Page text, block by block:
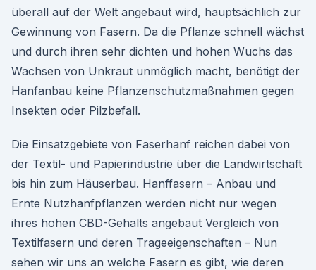
überall auf der Welt angebaut wird, hauptsächlich zur
Gewinnung von Fasern. Da die Pflanze schnell wächst
und durch ihren sehr dichten und hohen Wuchs das
Wachsen von Unkraut unmöglich macht, benötigt der
Hanfanbau keine Pflanzenschutzmaßnahmen gegen
Insekten oder Pilzbefall.
Die Einsatzgebiete von Faserhanf reichen dabei von
der Textil- und Papierindustrie über die Landwirtschaft
bis hin zum Häuserbau. Hanffasern – Anbau und
Ernte Nutzhanfpflanzen werden nicht nur wegen
ihres hohen CBD-Gehalts angebaut Vergleich von
Textilfasern und deren Trageeigenschaften – Nun
sehen wir uns an welche Fasern es gibt, wie deren